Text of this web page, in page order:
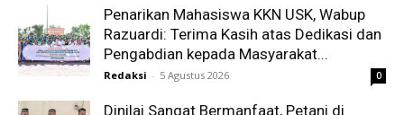
Penarikan Mahasiswa KKN USK, Wabup
Razuardi: Terima Kasih atas Dedikasi dan
Pengabdian kepada Masyarakat...
Redaksi - 5 Agustus 2026 0
Dinilai Sangat Bermanfaat, Petani di